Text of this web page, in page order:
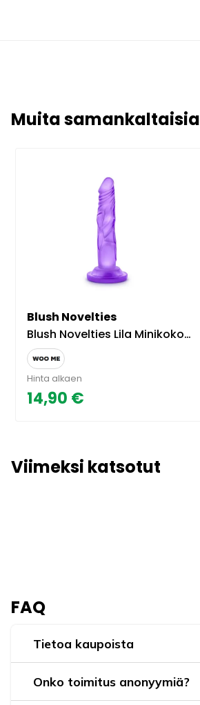
Muita samankaltaisia
Blush Novelties
Blush Novelties Lila Minikokoinen Dildo
Hinta alkaen
14,90 €
Viimeksi katsotut
FAQ
Tietoa kaupoista
Onko toimitus anonyymiä?